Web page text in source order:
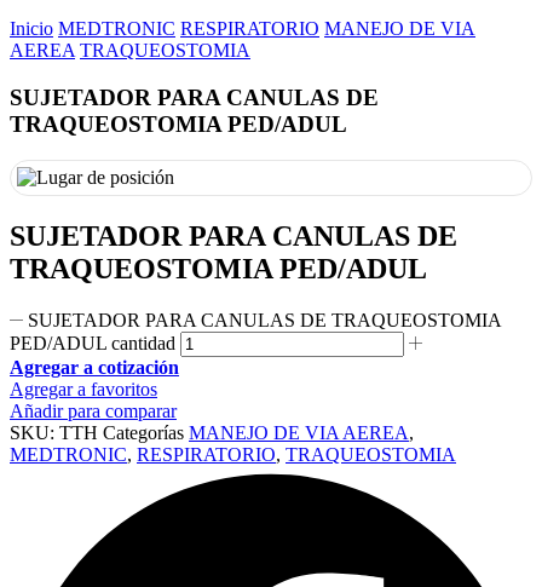
Inicio MEDTRONIC RESPIRATORIO MANEJO DE VIA
AEREA TRAQUEOSTOMIA
SUJETADOR PARA CANULAS DE
TRAQUEOSTOMIA PED/ADUL
SUJETADOR PARA CANULAS DE
TRAQUEOSTOMIA PED/ADUL
SUJETADOR PARA CANULAS DE TRAQUEOSTOMIA
PED/ADUL cantidad
Agregar a cotización
Agregar a favoritos
Añadir para comparar
SKU: TTH Categorías MANEJO DE VIA AEREA,
MEDTRONIC, RESPIRATORIO, TRAQUEOSTOMIA